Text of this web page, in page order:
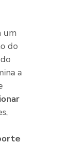
um
do
a